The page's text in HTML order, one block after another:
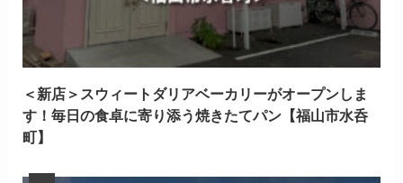
＜新店＞スウィートダリアベーカリーがオープンしま
す！毎日の食卓に寄り添う焼きたてパン【福山市水呑
町】